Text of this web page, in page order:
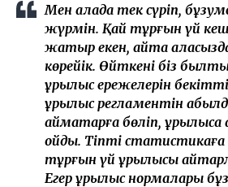
Мен қалада тек сүріп,
жүрмін. Қай тұрғын үй
жатыр екен, айта
көрейік. Өйткені біз
құрылыс ережелерін
құрылыс регламентін
аймақтарға бөліп,
қойдық. Тіпті статистикаға
тұрғын үй құрылысы
Егер құрылыс нормалары